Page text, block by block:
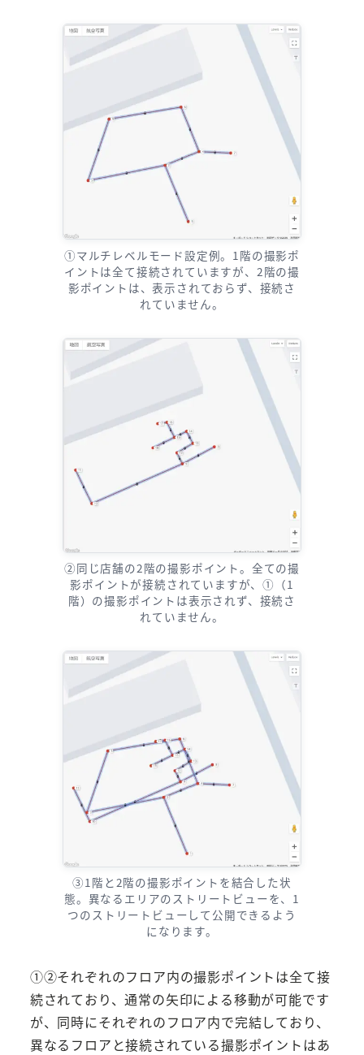
①マルチレベルモード設定例。1階の撮影ポ
イントは全て接続されていますが、2階の撮
影ポイントは、表示されておらず、接続さ
れていません。
②同じ店舗の2階の撮影ポイント。全ての撮
影ポイントが接続されていますが、①（1
階）の撮影ポイントは表示されず、接続さ
れていません。
③1階と2階の撮影ポイントを結合した状
態。異なるエリアのストリートビューを、1
つのストリートビューして公開できるよう
になります。
①②それぞれのフロア内の撮影ポイントは全て接
続されており、通常の矢印による移動が可能です
が、同時にそれぞれのフロア内で完結しており、
異なるフロアと接続されている撮影ポイントはあ